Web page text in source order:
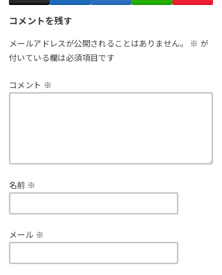
コメントを残す
メールアドレスが公開されることはありません。 ※ が
付いている欄は必須項目です
コメント ※
名前 ※
メール ※